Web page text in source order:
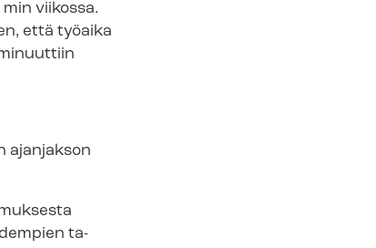
viikossa.
että työaika
ajanjakson
ta­